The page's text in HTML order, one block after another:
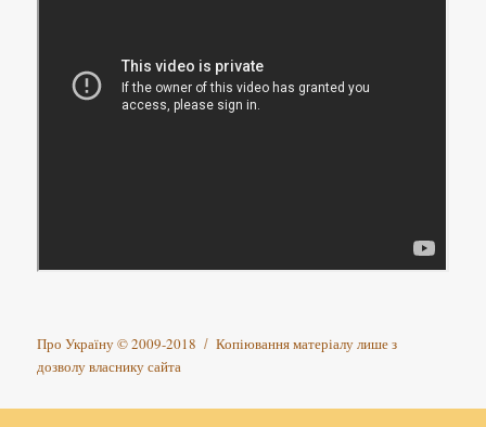
Про Україну© 2009-2018
Копіювання матеріалу лише з
дозволу власнику сайта